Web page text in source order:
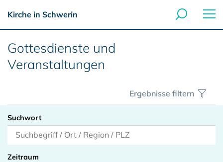
Kirche in Schwerin
Gottesdienste und
Veranstaltungen
Ergebnisse filtern
Suchwort
Zeitraum